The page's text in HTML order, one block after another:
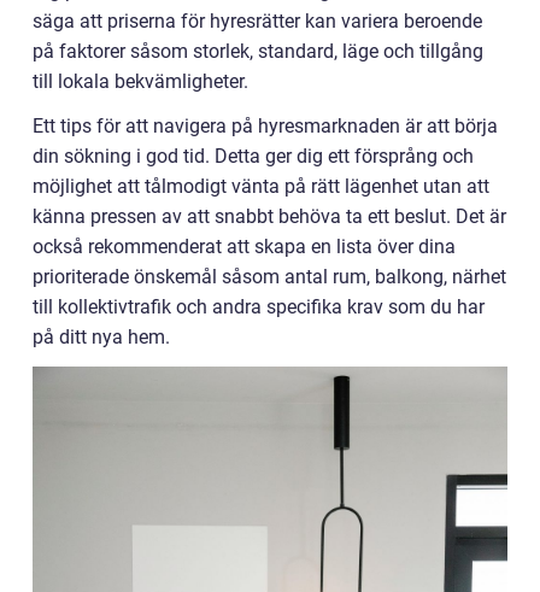
säga att priserna för hyresrätter kan variera beroende
på faktorer såsom storlek, standard, läge och tillgång
till lokala bekvämligheter.
Ett tips för att navigera på hyresmarknaden är att börja
din sökning i god tid. Detta ger dig ett försprång och
möjlighet att tålmodigt vänta på rätt lägenhet utan att
känna pressen av att snabbt behöva ta ett beslut. Det är
också rekommenderat att skapa en lista över dina
prioriterade önskemål såsom antal rum, balkong, närhet
till kollektivtrafik och andra specifika krav som du har
på ditt nya hem.